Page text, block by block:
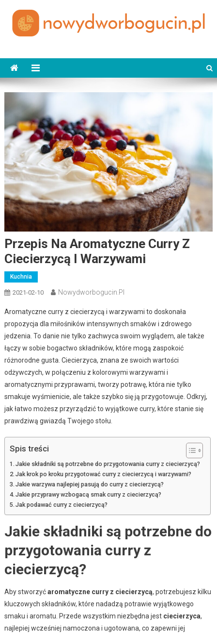
content
Przepis Na Aromatyczne Curry Z
Ciecierzycą I Warzywami
Kuchnia
2021-02-10 Nowydworbogucin.pl
Aromatyczne curry z ciecierzycą i warzywami to doskonała
propozycja dla miłośników intensywnych smaków i zdrowego
jedzenia. To danie nie tylko zachwyca swoim wyglądem, ale także
łączy w sobie bogactwo składników, które mogą zaspokoić
różnorodne gusta. Ciecierzyca, znana ze swoich wartości
odżywczych, w połączeniu z kolorowymi warzywami i
aromatycznymi przyprawami, tworzy potrawę, która nie tylko
smakuje wyśmienicie, ale także szybko się ją przygotowuje. Odkryj,
jak łatwo możesz przyrządzić to wyjątkowe curry, które stanie się
prawdziwą gwiazdą Twojego stołu.
Spis treści
Jakie składniki są potrzebne do przygotowania curry z ciecierzycą?
Jak krok po kroku przygotować curry z ciecierzycą i warzywami?
Jakie warzywa najlepiej pasują do curry z ciecierzycą?
Jakie przyprawy wzbogacą smak curry z ciecierzycą?
Jak podawać curry z ciecierzycą?
Jakie składniki są potrzebne do
przygotowania curry z
ciecierzycą?
Aby stworzyćaromatyczne curry z ciecierzycą, potrzebujesz kilku
kluczowych składników, które nadadzą potrawie wyjątkowego
smaku i aromatu. Przede wszystkim niezbędna jest ciecierzyca,
najlepiej wcześniej namoczona i ugotowana, co zapewni jej